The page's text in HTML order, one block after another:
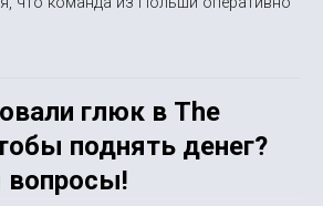
глюк в The
поднять денег?
вопросы!